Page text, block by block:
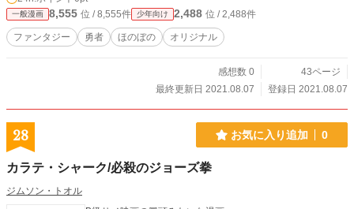
一般漫画 8,555 位 / 8,555件 少年向け 2,488 位 / 2,488件
ファンタジー 勇者 ほのぼの オリジナル
感想数 0
43ページ
最終更新日 2021.08.07
登録日 2021.08.07
28 お気に入り追加 0
カラテ・シャーク/必殺のジョーズ拳
ジムソン・トオル